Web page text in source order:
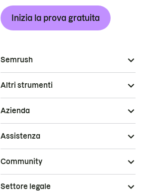
Inizia la prova gratuita
Semrush
Altri strumenti
Azienda
Assistenza
Community
Settore legale